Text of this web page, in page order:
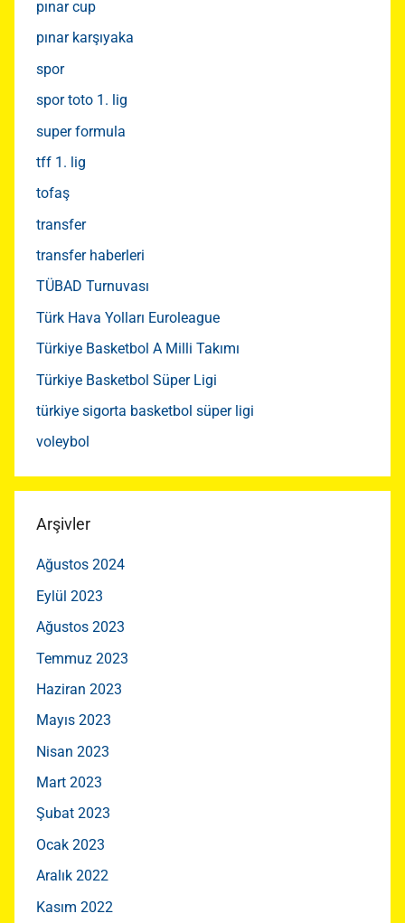
pınar cup
pınar karşıyaka
spor
spor toto 1. lig
super formula
tff 1. lig
tofaş
transfer
transfer haberleri
TÜBAD Turnuvası
Türk Hava Yolları Euroleague
Türkiye Basketbol A Milli Takımı
Türkiye Basketbol Süper Ligi
türkiye sigorta basketbol süper ligi
voleybol
Arşivler
Ağustos 2024
Eylül 2023
Ağustos 2023
Temmuz 2023
Haziran 2023
Mayıs 2023
Nisan 2023
Mart 2023
Şubat 2023
Ocak 2023
Aralık 2022
Kasım 2022